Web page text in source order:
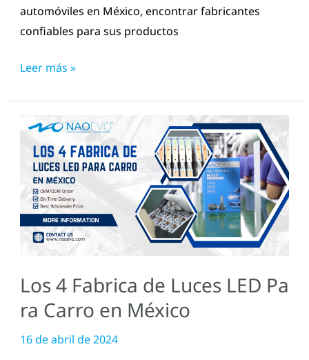
automóviles en México, encontrar fabricantes
confiables para sus productos
Leer más »
Los 4 Fabrica de Luces LED Pa
ra Carro en México
16 de abril de 2024
Los
Fabrica
de
Luces
LED
Para
en
México